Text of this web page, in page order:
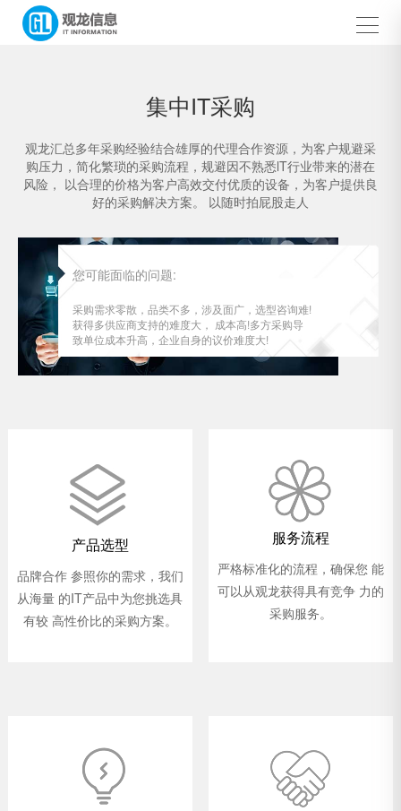
集中IT采购
观龙汇总多年采购经验结合雄厚的代理合作资源，为客户规避采
购压力，简化繁琐的采购流程，规避因不熟悉lT行业带来的潜在
风险， 以合理的价格为客户高效交付优质的设备，为客户提供良
好的采购解决方案。 以随时拍屁股走人
您可能面临的问题:
采购需求零散，品类不多，涉及面广，选型咨询难!
获得多供应商支持的难度大， 成本高!多方采购导
致单位成本升高，企业自身的议价难度大!
产品选型
品牌合作 参照你的需求，我们
从海量 的IT产品中为您挑选具
有较 高性价比的采购方案。
服务流程
严格标准化的流程，确保您 能
可以从观龙获得具有竞争 力的
采购服务。